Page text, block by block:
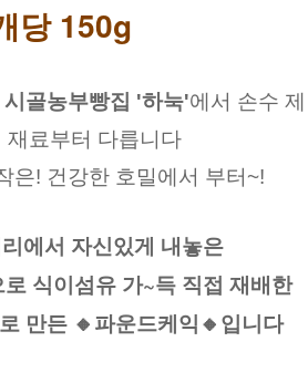
당 150g
골농부빵집 '하눅'에서 손수 제
재료부터 다릅니다
은! 건강한 호밀에서 부터~!
에서 자신있게 내놓은
식이섬유 가~득 직접 재배한
만든 🔸파운드케익🔸️입니다